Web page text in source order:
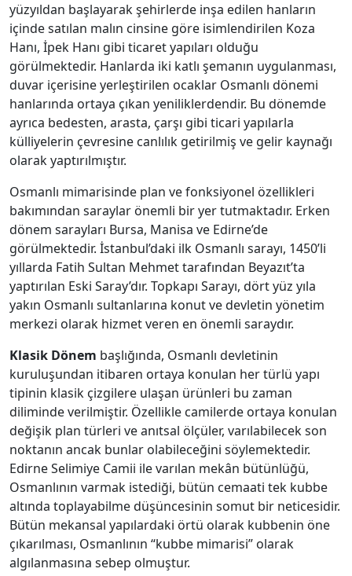
yüzyıldan başlayarak şehirlerde inşa edilen hanların
içinde satılan malın cinsine göre isimlendirilen Koza
Hanı, İpek Hanı gibi ticaret yapıları olduğu
görülmektedir. Hanlarda iki katlı şemanın uygulanması,
duvar içerisine yerleştirilen ocaklar Osmanlı dönemi
hanlarında ortaya çıkan yeniliklerdendir. Bu dönemde
ayrıca bedesten, arasta, çarşı gibi ticari yapılarla
külliyelerin çevresine canlılık getirilmiş ve gelir kaynağı
olarak yaptırılmıştır.
Osmanlı mimarisinde plan ve fonksiyonel özellikleri
bakımından saraylar önemli bir yer tutmaktadır. Erken
dönem sarayları Bursa, Manisa ve Edirne’de
görülmektedir. İstanbul’daki ilk Osmanlı sarayı, 1450’li
yıllarda Fatih Sultan Mehmet tarafından Beyazıt’ta
yaptırılan Eski Saray’dır. Topkapı Sarayı, dört yüz yıla
yakın Osmanlı sultanlarına konut ve devletin yönetim
merkezi olarak hizmet veren en önemli saraydır.
Klasik Dönem başlığında, Osmanlı devletinin
kuruluşundan itibaren ortaya konulan her türlü yapı
tipinin klasik çizgilere ulaşan ürünleri bu zaman
diliminde verilmiştir. Özellikle camilerde ortaya konulan
değişik plan türleri ve anıtsal ölçüler, varılabilecek son
noktanın ancak bunlar olabileceğini söylemektedir.
Edirne Selimiye Camii ile varılan mekân bütünlüğü,
Osmanlının varmak istediği, bütün cemaati tek kubbe
altında toplayabilme düşüncesinin somut bir neticesidir.
Bütün mekansal yapılardaki örtü olarak kubbenin öne
çıkarılması, Osmanlının “kubbe mimarisi” olarak
algılanmasına sebep olmuştur.